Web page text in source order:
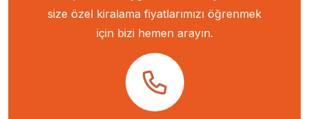
size özel kiralama fiyatlarımızı öğrenmek
için bizi hemen arayın.